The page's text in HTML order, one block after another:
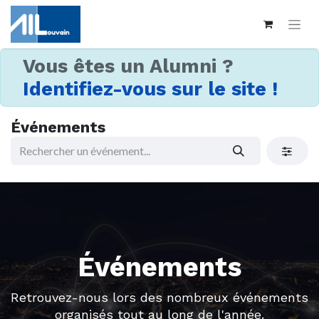
Vous êtes un Alumni ?
Identifiez-vous sur le site !
Événements
Événements
Retrouvez-nous lors des nombreux événements
organisés tout au long de l'année.